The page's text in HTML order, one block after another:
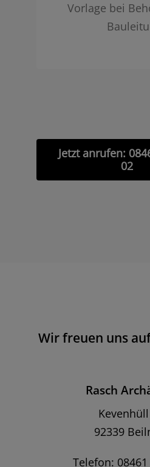
Vorlage bei
Jetzt anrufen:
02
Wir freuen uns
Rasch
92339
Telefon: